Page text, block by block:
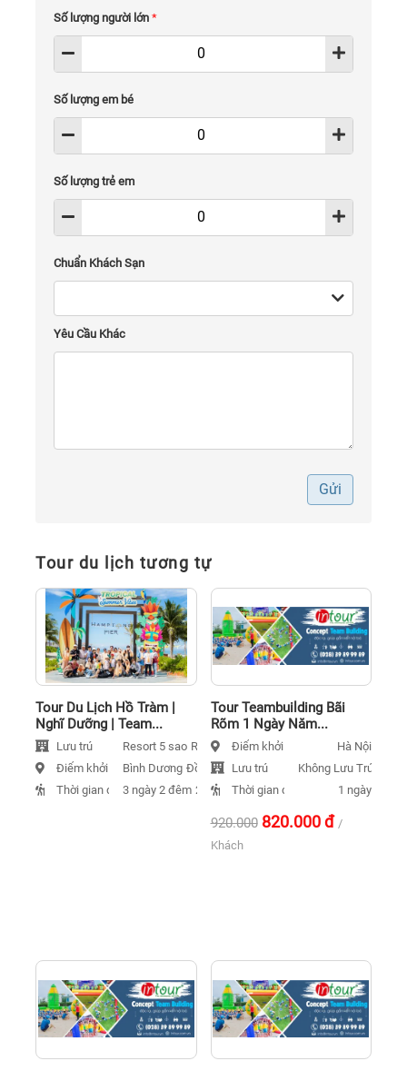
Số lượng người lớn *
Số lượng em bé
Số lượng trẻ em
Chuẩn Khách Sạn
Yêu Cầu Khác
Gửi
Tour du lịch tương tự
Tour Du Lịch Hồ Tràm |
Nghĩ Dưỡng | Team...
Lưu trú Resort 5 sao Resort 3 sao Resort 4 sao
Điểm khởi hànhBình Dương Đồng Nai Hồ Chí Minh
Thời gian đi
3 ngày 2 đêm 2 ngày 1 đêm 1 ngày
Tour Teambuilding Bãi
Rõm 1 Ngày Năm...
Điểm khởi hành
Hà Nội
Lưu trú
Không Lưu Trú
Thời gian đi
1 ngày
920.000 820.000đ /
Khách